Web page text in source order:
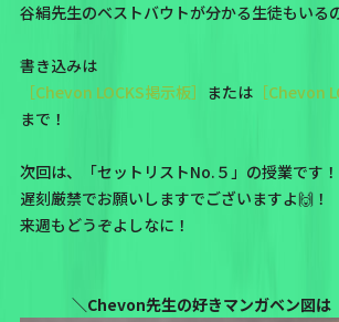
谷絹先生のベストバウトが分かる生徒もいる
書き込みは
［Chevon LOCKS掲示板］ または［Chevon
まで！
次回は、「セットリストNo.５」の授業です！
遅刻厳禁でお願いしますでございますよ🙌！
来週もどうぞよしなに！
＼Chevon先生の好きマンガベン図は